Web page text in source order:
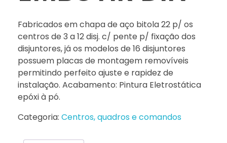
Fabricados em chapa de aço bitola 22 p/ os
centros de 3 a 12 disj. c/ pente p/ fixação dos
disjuntores, já os modelos de 16 disjuntores
possuem placas de montagem removíveis
permitindo perfeito ajuste e rapidez de
instalação. Acabamento: Pintura Eletrostática
epóxi à pó.
Categoria: Centros, quadros e comandos